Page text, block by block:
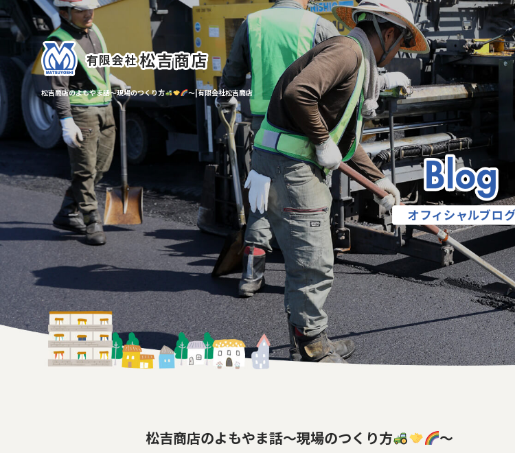
松吉商店のよもやま話～現場のつくり方 ～|有限会社松吉商店
松吉商店のよもやま話～現場のつくり方 ～